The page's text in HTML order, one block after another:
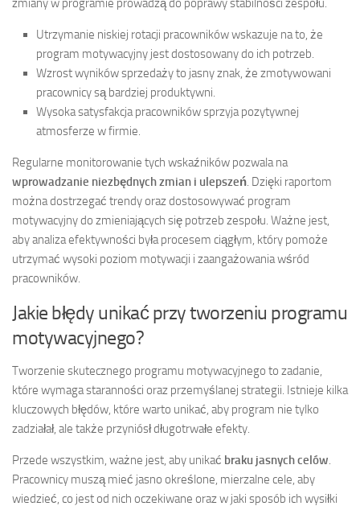
zmiany w programie prowadzą do poprawy stabilności zespołu.
Utrzymanie niskiej rotacji pracowników wskazuje na to, że
program motywacyjny jest dostosowany do ich potrzeb.
Wzrost wyników sprzedaży to jasny znak, że zmotywowani
pracownicy są bardziej produktywni.
Wysoka satysfakcja pracowników sprzyja pozytywnej
atmosferze w firmie.
Regularne monitorowanie tych wskaźników pozwala na
wprowadzanie niezbędnych zmian i ulepszeń. Dzięki raportom
można dostrzegać trendy oraz dostosowywać program
motywacyjny do zmieniających się potrzeb zespołu. Ważne jest,
aby analiza efektywności była procesem ciągłym, który pomoże
utrzymać wysoki poziom motywacji i zaangażowania wśród
pracowników.
Jakie błędy unikać przy tworzeniu programu
motywacyjnego?
Tworzenie skutecznego programu motywacyjnego to zadanie,
które wymaga staranności oraz przemyślanej strategii. Istnieje kilka
kluczowych błędów, które warto unikać, aby program nie tylko
zadziałał, ale także przyniósł długotrwałe efekty.
Przede wszystkim, ważne jest, aby unikać braku jasnych celów.
Pracownicy muszą mieć jasno określone, mierzalne cele, aby
wiedzieć, co jest od nich oczekiwane oraz w jaki sposób ich wysiłki